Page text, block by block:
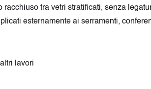
racchiuso tra vetri stratificati, senza
esternamente ai serramenti,
lavori